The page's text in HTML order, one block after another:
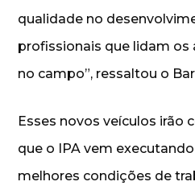
qualidade no
profissionais que lidam
no campo”, ressaltou o
Esses novos veículos irão
que o IPA vem
melhores condições de